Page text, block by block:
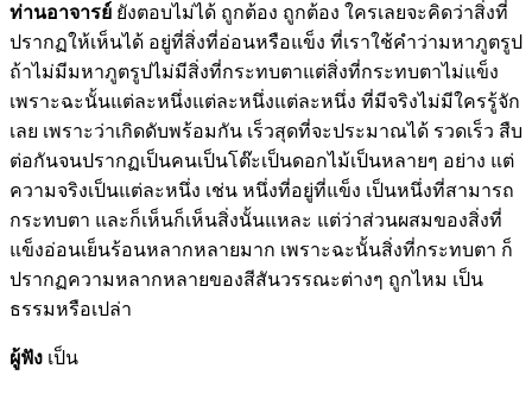
ท่านอาจารย์ ยังตอบไม่ได้ ถูกต้อง ถูกต้อง ใครเลยจะคิดว่าสิ่งที่
ปรากฏให้เห็นได้ อยู่ที่สิ่งที่อ่อนหรือแข็ง ที่เราใช้คำว่ามหาภูตรูป
ถ้าไม่มีมหาภูตรูปไม่มีสิ่งที่กระทบตาแต่สิ่งที่กระทบตาไม่แข็ง
เพราะฉะนั้นแต่ละหนึ่งแต่ละหนึ่งแต่ละหนึ่ง ที่มีจริงไม่มีใครรู้จัก
เลย เพราะว่าเกิดดับพร้อมกัน เร็วสุดที่จะประมาณได้ รวดเร็ว สืบ
ต่อกันจนปรากฏเป็นคนเป็นโต๊ะเป็นดอกไม้เป็นหลายๆ อย่าง แต่
ความจริงเป็นแต่ละหนึ่ง เช่น หนึ่งที่อยู่ที่แข็ง เป็นหนึ่งที่สามารถ
กระทบตา และก็เห็นก็เห็นสิ่งนั้นแหละ แต่ว่าส่วนผสมของสิ่งที่
แข็งอ่อนเย็นร้อนหลากหลายมาก เพราะฉะนั้นสิ่งที่กระทบตา ก็
ปรากฏความหลากหลายของสีสันวรรณะต่างๆ ถูกไหม เป็น
ธรรมหรือเปล่า
ผู้ฟัง เป็น